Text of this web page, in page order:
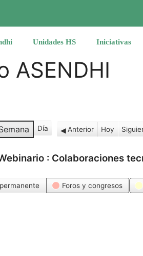
Unidades HS Iniciativas
ASENDHI
Día Anterior Hoy
: Colaboraciones
Foros y congresos